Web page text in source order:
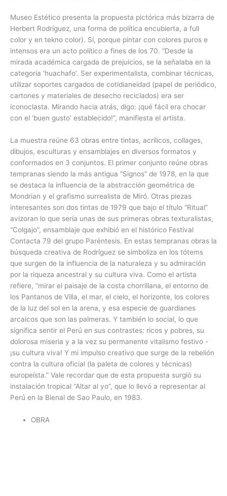
Museo Estético presenta la propuesta pictórica más bizarra de
Herbert Rodríguez, una forma de política encubierta, a full
color y en tekno color). Sí, porque pintar con colores puros e
intensos era un acto político a fines de los 70. “Desde la
mirada académica cargada de prejuicios, se la señalaba en la
categoría ‘huachafo’. Ser experimentalista, combinar técnicas,
utilizar soportes cargados de cotidianeidad (papel de periódico,
cartones y materiales de desecho reciclados) era ser
iconoclasta. Mirando hacia atrás, digo: ¡qué fácil era chocar
con el ‘buen gusto’ establecido!”, manifiesta el artista.
La muestra reúne 63 obras entre tintas, acrílicos, collages,
dibujos, esculturas y ensamblajes en diversos formatos y
conformados en 3 conjuntos. El primer conjunto reúne obras
tempranas siendo la más antigua “Signos” de 1978, en la que
se destaca la influencia de la abstracción geométrica de
Mondrian y el grafismo surrealista de Miró. Otras piezas
interesantes son dos tintas de 1979 que bajo el título “Ritual”
avizoran lo que sería unas de sus primeras obras texturalistas,
“Colgajo”, ensamblaje que exhibió en el histórico Festival
Contacta 79 del grupo Paréntesis. En estas tempranas obras la
búsqueda creativa de Rodríguez se simboliza en los tótems
que surgen de la influencia de la naturaleza y su admiración
por la riqueza ancestral y su cultura viva. Como el artista
refiere, “mirar el paisaje de la costa chorrillana, el entorno de
los Pantanos de Villa, el mar, el cielo, el horizonte, los colores
de la luz del sol en la arena, y esa especie de guardianes
arcaicos que son las palmeras. Y también lo social, lo que
significa sentir el Perú en sus contrastes: ricos y pobres, su
dolorosa miseria y a la vez su permanente vitalismo festivo -
¡su cultura viva! Y mi impulso creativo que surge de la rebelión
contra la cultura oficial (la paleta de colores y técnicas)
europeísta.” Vale recordar que de esta propuesta surgió su
instalación tropical “Altar al yo”, que lo llevó a representar al
Perú en la Bienal de Sao Paulo, en 1983.
OBRA